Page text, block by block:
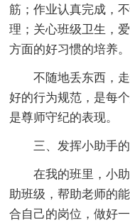
筋；作业认真完成，
理；关心班级卫生，
方面的好习惯的培养。
不随地丢东西，
好的行为规范，是每
是尊师守纪的表现。
三、发挥小助手
在我的班里，小
助班级，帮助老师的
合自己的岗位，做好